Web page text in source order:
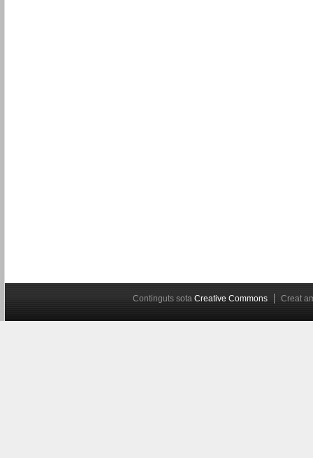
Continguts sota Creative Commons Creat